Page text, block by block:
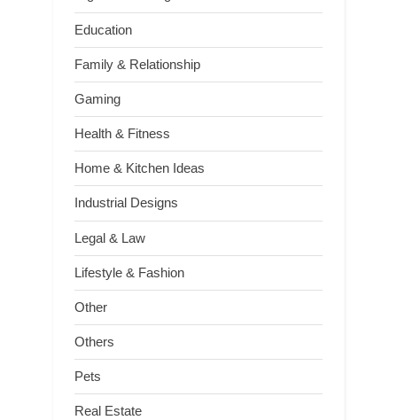
Education
Family & Relationship
Gaming
Health & Fitness
Home & Kitchen Ideas
Industrial Designs
Legal & Law
Lifestyle & Fashion
Other
Others
Pets
Real Estate